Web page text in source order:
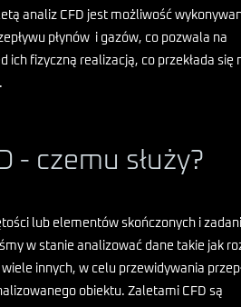
analiz CFD jest możliwość
płynów i gazów, co pozwala na
ich fizyczną realizacją, co przekłada się
- czemu służy?
lub elementów skończonych i
w stanie analizować dane takie jak
innych, w celu przewidywania
obiektu. Zaletami CFD są